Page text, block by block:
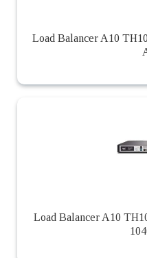
Load Balancer A10
Load Balancer A10